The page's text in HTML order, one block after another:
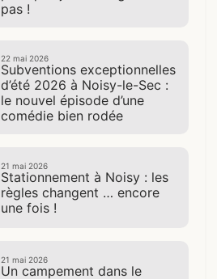
pas !
22 mai 2026
Subventions exceptionnelles
d’été 2026 à Noisy-le-Sec :
le nouvel épisode d’une
comédie bien rodée
21 mai 2026
Stationnement à Noisy : les
règles changent … encore
une fois !
21 mai 2026
Un campement dans le